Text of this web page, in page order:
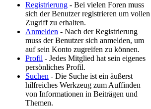
Registrierung - Bei vielen Foren muss
sich der Benutzer registrieren um vollen
Zugriff zu erhalten.
Anmelden - Nach der Registrierung
muss der Benutzer sich anmelden, um
auf sein Konto zugreifen zu können.
Profil - Jedes Mitglied hat sein eigenes
persönliches Profil.
Suchen - Die Suche ist ein äußerst
hilfreiches Werkzeug zum Auffinden
von Informationen in Beiträgen und
Themen.